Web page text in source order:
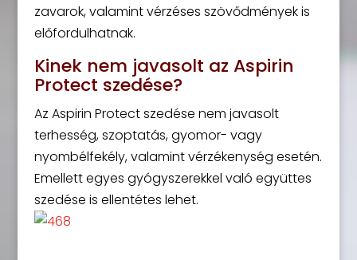
zavarok, valamint vérzéses szövődmények is
előfordulhatnak.
Kinek nem javasolt az Aspirin
Protect szedése?
Az Aspirin Protect szedése nem javasolt
terhesség, szoptatás, gyomor- vagy
nyombélfekély, valamint vérzékenység esetén.
Emellett egyes gyógyszerekkel való együttes
szedése is ellentétes lehet.